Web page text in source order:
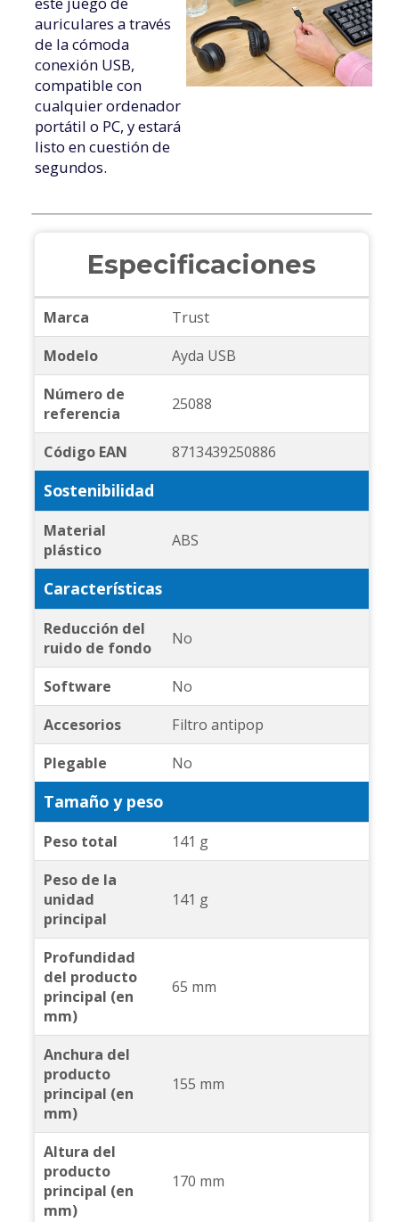
auriculares a través
de la cómoda
conexión USB,
compatible con
cualquier ordenador
portátil o PC, y estará
listo en cuestión de
segundos.
Especificaciones
Marca
Trust
Modelo
Ayda USB
Número de
referencia
25088
Código EAN 8713439250886
Sostenibilidad
Material
plástico
ABS
Características
Reducción del
ruido de fondo
No
Software
No
Accesorios
Filtro antipop
Plegable
No
Tamaño y peso
Peso total
141 g
Peso de la
unidad
principal
141 g
Profundidad
del producto
principal (en
mm)
65 mm
Anchura del
producto
principal (en
mm)
155 mm
Altura del
producto
principal (en
mm)
170 mm